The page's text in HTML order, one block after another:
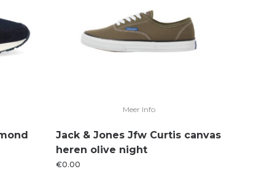
Meer Info
Jack & Jones Jfw Curtis canvas
heren olive night
€0.00